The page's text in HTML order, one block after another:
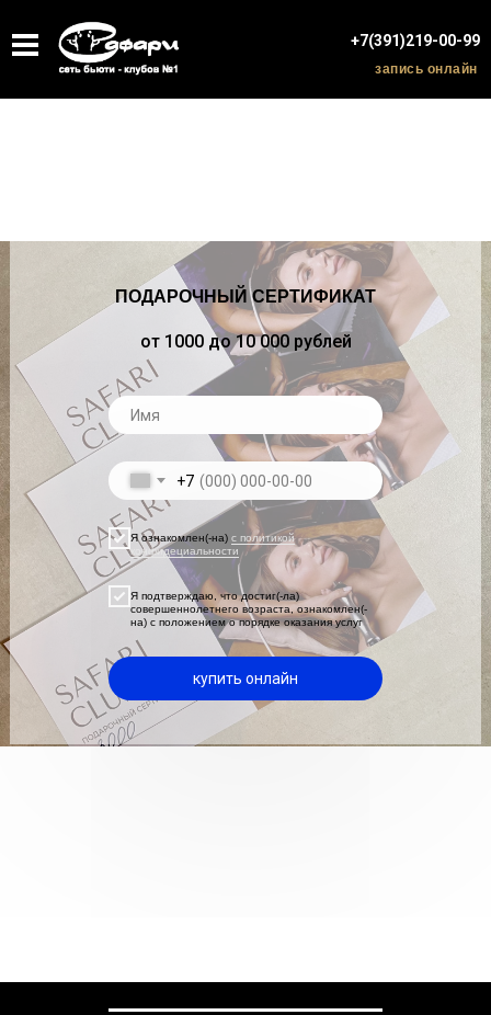
+7(391)219-00-99
запись онлайн
+7
Я ознакомлен(-на) с политикой
конфидециальности
Я подтверждаю, что достиг(-ла)
совершеннолетнего возраста, ознакомлен(-
на) с положением о порядке оказания услуг
купить онлайн
ПОДАРОЧНЫЙ СЕРТИФИКАТ
от 1000 до 10 000 рублей